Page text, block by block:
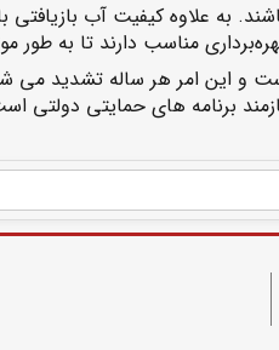
به علاوه کیفیت آب
مناسب دارند تا به طور
و این امر هر ساله تشدید
برنامه های حمایتی دولتی